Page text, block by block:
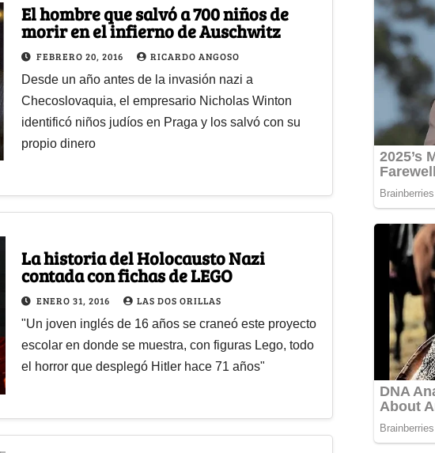
El hombre que salvó a 700 niños de
morir en el infierno de Auschwitz
FEBRERO 20, 2016 RICARDO ANGOSO
Desde un año antes de la invasión nazi a
Checoslovaquia, el empresario Nicholas Winton
identificó niños judíos en Praga y los salvó con su
propio dinero
La historia del Holocausto Nazi
contada con fichas de LEGO
ENERO 31, 2016 LAS DOS ORILLAS
"Un joven inglés de 16 años se craneó este proyecto
escolar en donde se muestra, con figuras Lego, todo
el horror que desplegó Hitler hace 71 años"